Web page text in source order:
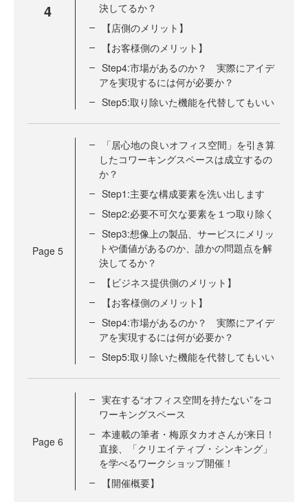
4
決してるか？
【店側のメリット】
【お客様側のメリット】
Step4:市場があるのか？ 実際にアイデ
アを実現するには何が必要か？
Step5:取り除いた機能を代替してもいい
Page 5
「居心地の良いオフィス空間」を引き算
したコワーキングスペースは成立するの
か？
Step1:主要な構成要素を洗い出します
Step2:必要不可欠な要素を１つ取り除く
Step3:想像上の製品、サービスにメリッ
トや価値があるのか、誰かの問題点を解
決してるか？
【ビジネス提供側のメリット】
【お客様側のメリット】
Step4:市場があるのか？ 実際にアイデ
アを実現するには何が必要か？
Step5:取り除いた機能を代替してもいい
Page 6
実在する“オフィス空間を持たない”をコ
ワーキングスペース
本連載の筆者・梅原タカオさんが来日！
直接、「クリエイティブ・シンキング」
を学べるワークショップ開催！
【開催概要】